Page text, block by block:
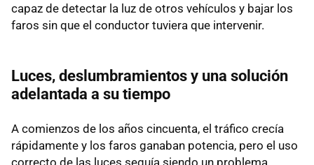
capaz de detectar la luz de otros vehículos y bajar los
faros sin que el conductor tuviera que intervenir.
Luces, deslumbramientos y una solución
adelantada a su tiempo
A comienzos de los años cincuenta, el tráfico crecía
rápidamente y los faros ganaban potencia, pero el uso